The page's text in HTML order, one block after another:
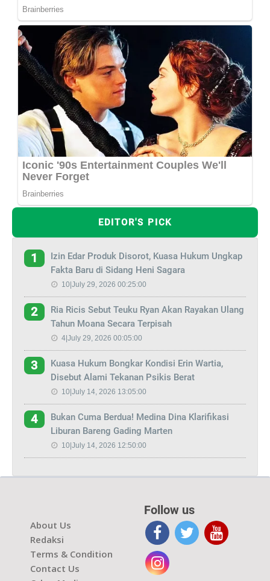
EDITOR'S PICK
1
Izin Edar Produk Disorot, Kuasa Hukum Ungkap
Fakta Baru di Sidang Heni Sagara
10|July 29, 2026 00:25:00
2
Ria Ricis Sebut Teuku Ryan Akan Rayakan Ulang
Tahun Moana Secara Terpisah
4|July 29, 2026 00:05:00
3
Kuasa Hukum Bongkar Kondisi Erin Wartia,
Disebut Alami Tekanan Psikis Berat
10|July 14, 2026 13:05:00
4
Bukan Cuma Berdua! Medina Dina Klarifikasi
Liburan Bareng Gading Marten
10|July 14, 2026 12:50:00
About Us
Redaksi
Terms & Condition
Contact Us
Follow us